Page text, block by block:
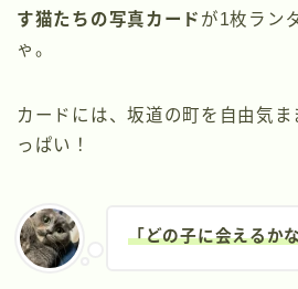
す猫たちの写真カード が1枚ラン
ゃ。
カードには、坂道の町を自由気
っぱい！
「どの子に会えるか